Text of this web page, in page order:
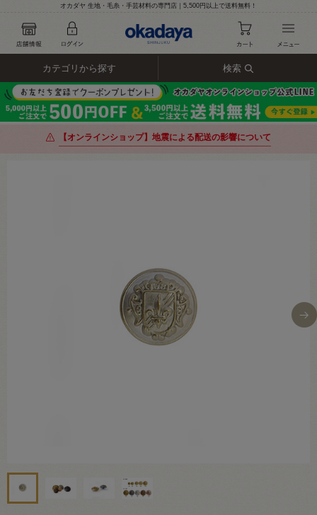
オカダヤ 生地・毛糸・手芸材料の専門店｜5,500円以上で送料無料！
カテゴリから探す 検索
【オンラインショップ】地震による配送の影響について